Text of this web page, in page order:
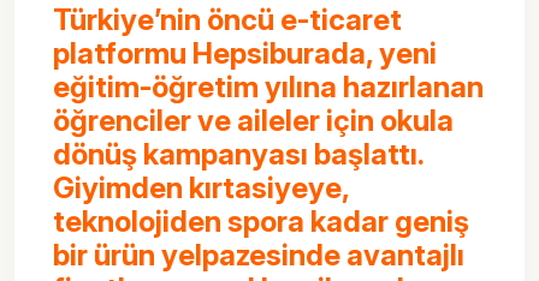
Türkiye’nin öncü e-ticaret
platformu Hepsiburada, yeni
eğitim-öğretim yılına hazırlanan
öğrenciler ve aileler için okula
dönüş kampanyası başlattı.
Giyimden kırtasiyeye,
teknolojiden spora kadar geniş
bir ürün yelpazesinde avantajlı